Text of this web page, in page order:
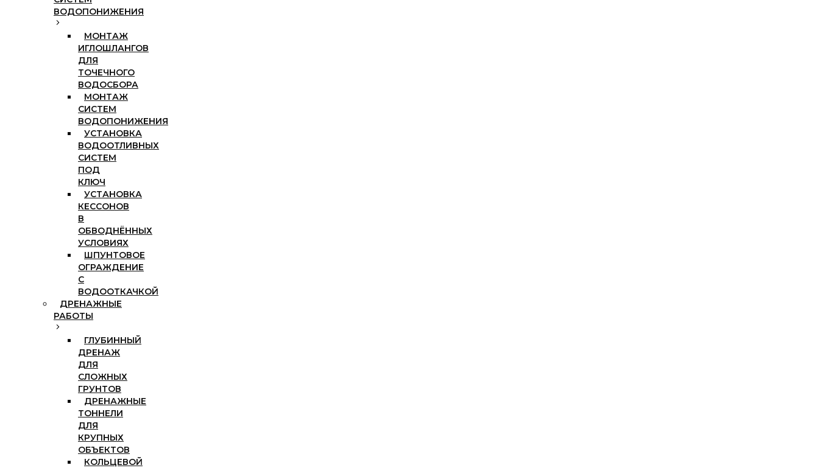
ВОДОПОНИЖЕНИЯ
МОНТАЖ
ИГЛОШЛАНГОВ
ДЛЯ
ТОЧЕЧНОГО
ВОДОСБОРА
МОНТАЖ
СИСТЕМ
ВОДОПОНИЖЕНИЯ
УСТАНОВКА
ВОДООТЛИВНЫХ
СИСТЕМ
ПОД
КЛЮЧ
УСТАНОВКА
КЕССОНОВ
В
ОБВОДНЁННЫХ
УСЛОВИЯХ
ШПУНТОВОЕ
ОГРАЖДЕНИЕ
С
ВОДООТКАЧКОЙ
ДРЕНАЖНЫЕ
РАБОТЫ
ГЛУБИННЫЙ
ДРЕНАЖ
ДЛЯ
СЛОЖНЫХ
ГРУНТОВ
ДРЕНАЖНЫЕ
ТОННЕЛИ
ДЛЯ
КРУПНЫХ
ОБЪЕКТОВ
КОЛЬЦЕВОЙ